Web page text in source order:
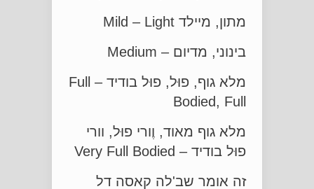
מתון, מיילד Mild – Light
בינוני, מדיום – Medium
מלא גוף, פוּל, פוּל בודיד – Full
Bodied, Full
מלא גוף מאוד, וֶורי פוּל, וורי
פוּל בודיד – Very Full Bodied
זה אומר שב'לה קאסה דל